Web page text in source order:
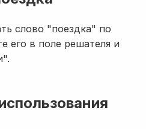
слово "поездка" по
его в поле решателя и